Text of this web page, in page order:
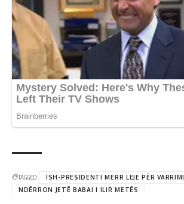
TAGGED:
ISH-PRESIDENTI MERR LEJE PËR
NDËRRON JETË BABAI I ILIR METËS